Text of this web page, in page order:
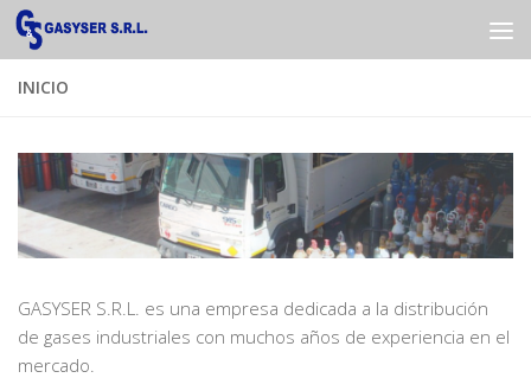
Saltar al contenido
INICIO
GASYSER S.R.L. es una empresa dedicada a la distribución
de gases industriales con muchos años de experiencia en el
mercado.